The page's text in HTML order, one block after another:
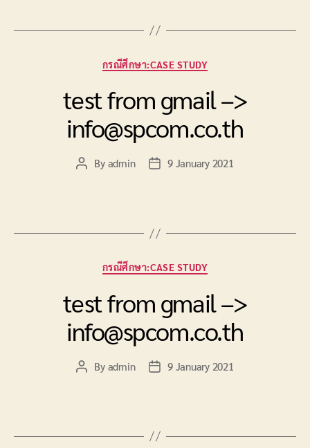
Categories
กรณีศึกษา:CASE STUDY
test from gmail –>
info@spcom.co.th
PostBy admin
Post9 January 2021
Categories
กรณีศึกษา:CASE STUDY
test from gmail –>
info@spcom.co.th
PostBy admin
Post9 January 2021